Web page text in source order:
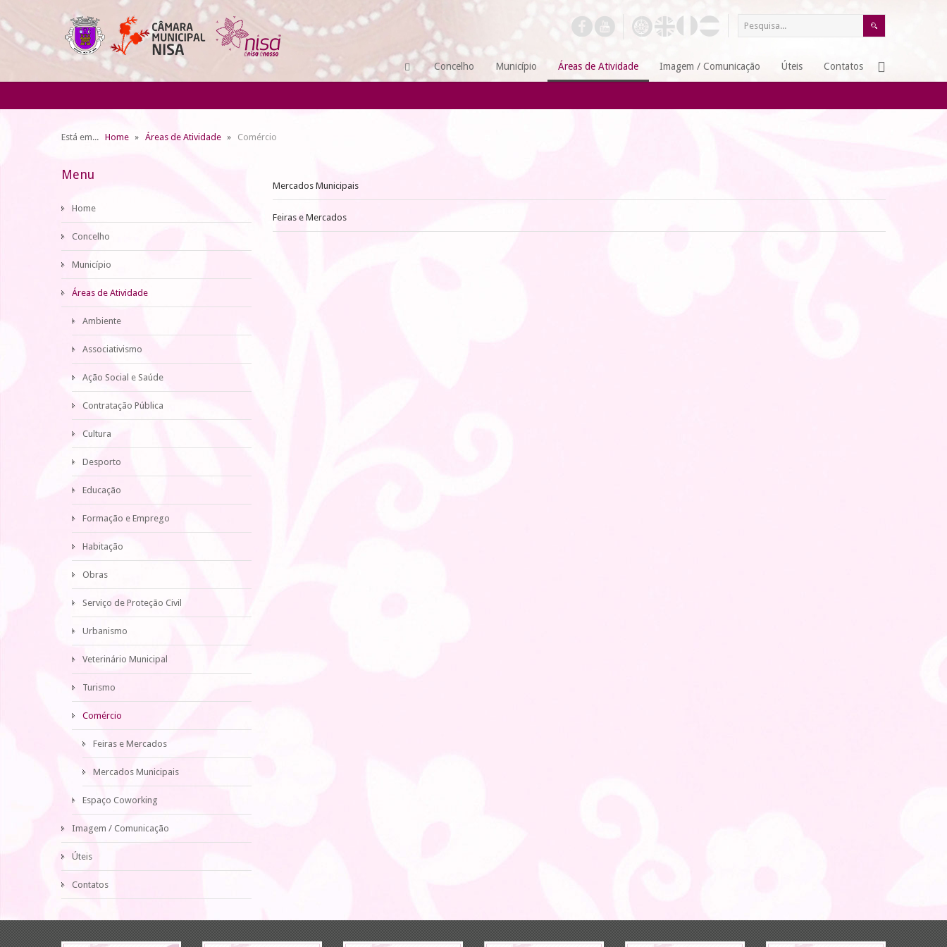
Concelho Município Áreas de Atividade Imagem / Comunicação Úteis Contatos
Está em... Home Áreas de Atividade Comércio
Mercados Municipais
Feiras e Mercados
Menu
Home
Concelho
Município
Áreas de Atividade
Ambiente
Associativismo
Ação Social e Saúde
Contratação Pública
Cultura
Desporto
Educação
Formação e Emprego
Habitação
Obras
Serviço de Proteção Civil
Urbanismo
Veterinário Municipal
Turismo
Comércio
Feiras e Mercados
Mercados Municipais
Espaço Coworking
Imagem / Comunicação
Úteis
Contatos